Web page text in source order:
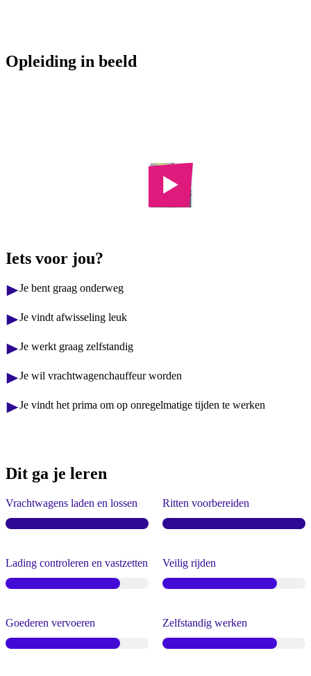
Opleiding in beeld
Iets voor jou?
Je bent graag onderweg
Je vindt afwisseling leuk
Je werkt graag zelfstandig
Je wil vrachtwagenchauffeur worden
Je vindt het prima om op onregelmatige tijden te werken
Dit ga je leren
Vrachtwagens laden en lossen Ritten voorbereiden
Lading controleren en vastzetten Veilig rijden
Goederen vervoeren Zelfstandig werken